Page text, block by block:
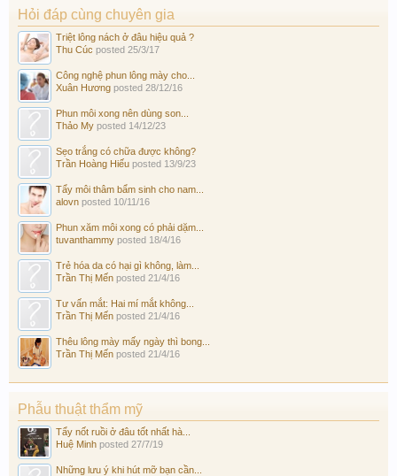
Hỏi đáp cùng chuyên gia
Triệt lông nách ở đâu hiệu quả ?
Thu Cúc posted 25/3/17
Công nghệ phun lông mày cho...
Xuân Hương posted 28/12/16
Phun môi xong nên dùng son...
Thảo My posted 14/12/23
Sẹo trắng có chữa được không?
Trần Hoàng Hiếu posted 13/9/23
Tẩy môi thâm bẩm sinh cho nam...
alovn posted 10/11/16
Phun xăm môi xong có phải dặm...
tuvanthammy posted 18/4/16
Trẻ hóa da có hại gì không, làm...
Trần Thị Mến posted 21/4/16
Tư vấn mắt: Hai mí mắt không...
Trần Thị Mến posted 21/4/16
Thêu lông mày mấy ngày thì bong...
Trần Thị Mến posted 21/4/16
Phẫu thuật thẩm mỹ
Tẩy nốt ruồi ở đâu tốt nhất hà...
Huệ Minh posted 27/7/19
Những lưu ý khi hút mỡ bạn cần...